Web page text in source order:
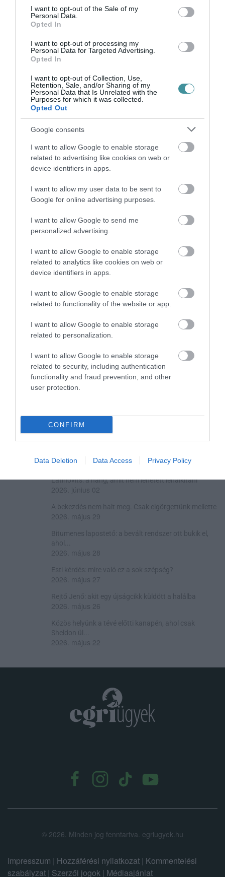
consent section.
I want to opt-out of the Sale of my
Personal Data.
Opted In
I want to opt-out of processing my
Personal Data for Targeted Advertising.
Opted In
I want to opt-out of Collection, Use,
Retention, Sale, and/or Sharing of my
Personal Data that Is Unrelated with the
Purposes for which it was collected.
Opted Out
Google consents
I want to allow Google to enable storage
related to advertising like cookies on web or
device identifiers in apps.
I want to allow my user data to be sent to
Google for online advertising purposes.
I want to allow Google to send me
personalized advertising.
I want to allow Google to enable storage
related to analytics like cookies on web or
device identifiers in apps.
I want to allow Google to enable storage
related to functionality of the website or app.
I want to allow Google to enable storage
related to personalization.
I want to allow Google to enable storage
related to security, including authentication
functionality and fraud prevention, and other
user protection.
CONFIRM
Data Deletion Data Access Privacy Policy
identitáskísérlet
(Láthatatlan iránytű) Puszi, Kitty Mielőtt
tovább mennél egy ajándék, neked kedves
ami talán mégis lehet szép. Címe:
Búcsúcsók. Előadja: Hederman Stell...
TOVÁBB...
A csend nem mindig béke
(Lírai dekódolás) Teljesen biztos, hogy
Binder Jenő Emil ismerte a csöndnek azt a
szívverését is gyanúsan figyeli. Már Dsida
Jenőként írt Csöndes minden (lent ol...
TOVÁBB...
1 2 3 4 5 6
A ROVAT TOVÁBBI CIKKEI
Hofi: a nevetés alatt ott ült a félelem is
2026. június 10
Aki mindig válaszol, nem mindig van jelen
A négyökrös szekér: Petőfi, amikor nem szaval, csak
él
2026. június 05
2026. június 03
Latinovits: a hang, amit nem lehetett lehalkítani
2026. június 02
A bekezdés nem halt meg. Csak elgörgettünk mellette
2026. május 29
Bitumenes lapostető: a bevált rendszer ott bukik el,
ahol...
2026. május 28
Esti kérdés: mire való ez a sok szépség?
2026. május 27
Rejtő Jenő: akit egy újságcikk küldött a halálba
2026. május 26
Közös helyünk a tévé előtti kanapén, ahol csak
Sheldon ül...
2026. május 22
© 2026. Minden jog fenntartva. egriugyek.hu
Impresszum | Hozzáférési nyilatkozat | Kommentelési
szabályzat | Szerzői jogok | Médiaajánlat